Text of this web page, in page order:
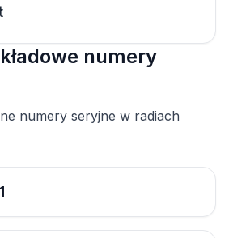
numery
numery seryjne w radiach